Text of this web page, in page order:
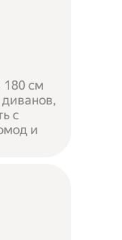
180 см
с
и